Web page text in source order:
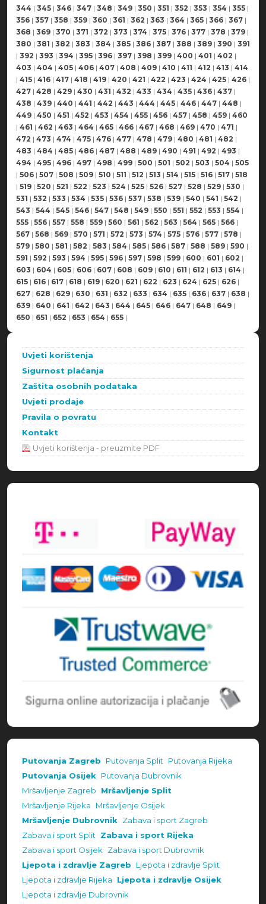
344 | 345 | 346 | 347 | 348 | 349 | 350 | 351 | 352 | 353 | 354 | 355 |
356 | 357 | 358 | 359 | 360 | 361 | 362 | 363 | 364 | 365 | 366 | 367 |
368 | 369 | 370 | 371 | 372 | 373 | 374 | 375 | 376 | 377 | 378 | 379 |
380 | 381 | 382 | 383 | 384 | 385 | 386 | 387 | 388 | 389 | 390 | 391
| 392 | 393 | 394 | 395 | 396 | 397 | 398 | 399 | 400 | 401 | 402 |
403 | 404 | 405 | 406 | 407 | 408 | 409 | 410 | 411 | 412 | 413 | 414
| 415 | 416 | 417 | 418 | 419 | 420 | 421 | 422 | 423 | 424 | 425 | 426 |
427 | 428 | 429 | 430 | 431 | 432 | 433 | 434 | 435 | 436 | 437 |
438 | 439 | 440 | 441 | 442 | 443 | 444 | 445 | 446 | 447 | 448 |
449 | 450 | 451 | 452 | 453 | 454 | 455 | 456 | 457 | 458 | 459 | 460
| 461 | 462 | 463 | 464 | 465 | 466 | 467 | 468 | 469 | 470 | 471 |
472 | 473 | 474 | 475 | 476 | 477 | 478 | 479 | 480 | 481 | 482 |
483 | 484 | 485 | 486 | 487 | 488 | 489 | 490 | 491 | 492 | 493 |
494 | 495 | 496 | 497 | 498 | 499 | 500 | 501 | 502 | 503 | 504 | 505
| 506 | 507 | 508 | 509 | 510 | 511 | 512 | 513 | 514 | 515 | 516 | 517 | 518
| 519 | 520 | 521 | 522 | 523 | 524 | 525 | 526 | 527 | 528 | 529 | 530 |
531 | 532 | 533 | 534 | 535 | 536 | 537 | 538 | 539 | 540 | 541 | 542 |
543 | 544 | 545 | 546 | 547 | 548 | 549 | 550 | 551 | 552 | 553 | 554 |
555 | 556 | 557 | 558 | 559 | 560 | 561 | 562 | 563 | 564 | 565 | 566 |
567 | 568 | 569 | 570 | 571 | 572 | 573 | 574 | 575 | 576 | 577 | 578 |
579 | 580 | 581 | 582 | 583 | 584 | 585 | 586 | 587 | 588 | 589 | 590 |
591 | 592 | 593 | 594 | 595 | 596 | 597 | 598 | 599 | 600 | 601 | 602 |
603 | 604 | 605 | 606 | 607 | 608 | 609 | 610 | 611 | 612 | 613 | 614 |
615 | 616 | 617 | 618 | 619 | 620 | 621 | 622 | 623 | 624 | 625 | 626 |
627 | 628 | 629 | 630 | 631 | 632 | 633 | 634 | 635 | 636 | 637 | 638 |
639 | 640 | 641 | 642 | 643 | 644 | 645 | 646 | 647 | 648 | 649 |
650 | 651 | 652 | 653 | 654 | 655 |
Uvjeti korištenja
Sigurnost plaćanja
Zaštita osobnih podataka
Uvjeti prodaje
Pravila o povratu
Kontakt
Uvjeti korištenja - preuzmite PDF
Putovanja Zagreb Putovanja Split Putovanja Rijeka
Putovanja Osijek Putovanja Dubrovnik
Mršavljenje Zagreb
Mršavljenje Split
Mršavljenje Rijeka
Mršavljenje Osijek
Mršavljenje Dubrovnik Zabava i sport Zagreb
Zabava i sport Split Zabava i sport Rijeka
Zabava i sport Osijek Zabava i sport Dubrovnik
Ljepota i zdravlje Zagreb
Ljepota i zdravlje Split
Ljepota i zdravlje Rijeka
Ljepota i zdravlje Osijek
Ljepota i zdravlje Dubrovnik